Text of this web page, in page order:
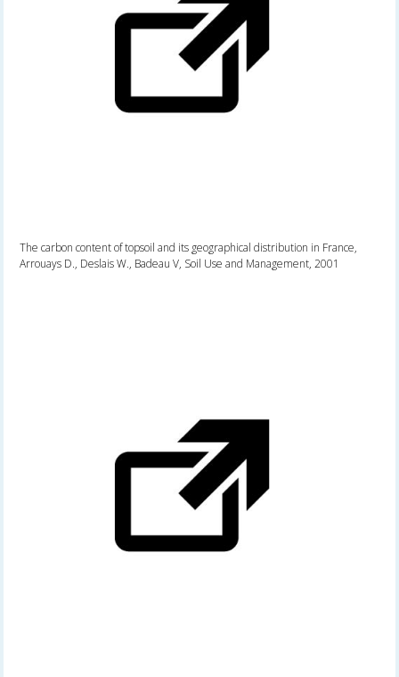
The carbon content of topsoil and its geographical distribution in France,
Arrouays D., Deslais W., Badeau V, Soil Use and Management, 2001